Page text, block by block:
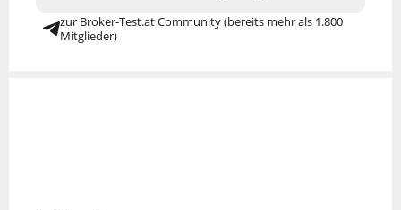
zur Broker-Test.at Community (bereits mehr als 1.800
Mitglieder)